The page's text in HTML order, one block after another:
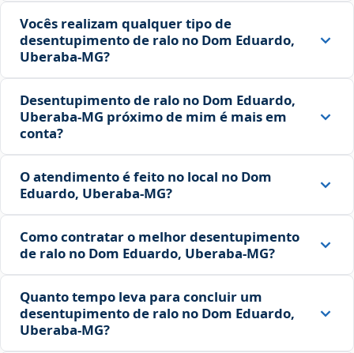
Vocês realizam qualquer tipo de
desentupimento de ralo no Dom Eduardo,
Uberaba‑MG?
Desentupimento de ralo no Dom Eduardo,
Uberaba‑MG próximo de mim é mais em
conta?
O atendimento é feito no local no Dom
Eduardo, Uberaba‑MG?
Como contratar o melhor desentupimento
de ralo no Dom Eduardo, Uberaba‑MG?
Quanto tempo leva para concluir um
desentupimento de ralo no Dom Eduardo,
Uberaba‑MG?